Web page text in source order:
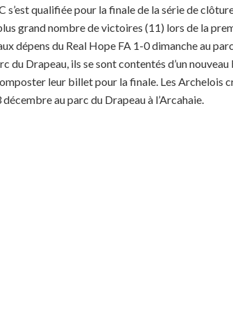
s’est qualifiée pour la finale de la série de
grand nombre de victoires (11) lors de la
dépens du Real Hope FA 1-0 dimanche au
du Drapeau, ils se sont contentés d’un
leur billet pour la finale. Les Archelois
au parc du Drapeau à l’Arcahaie.